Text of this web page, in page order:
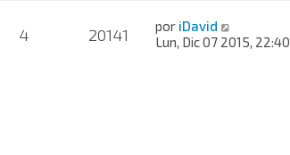
4 20141 por iDavid
Lun, Dic 07 2015, 22:40